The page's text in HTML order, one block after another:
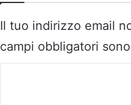
Il tuo indirizzo email
campi obbligatori